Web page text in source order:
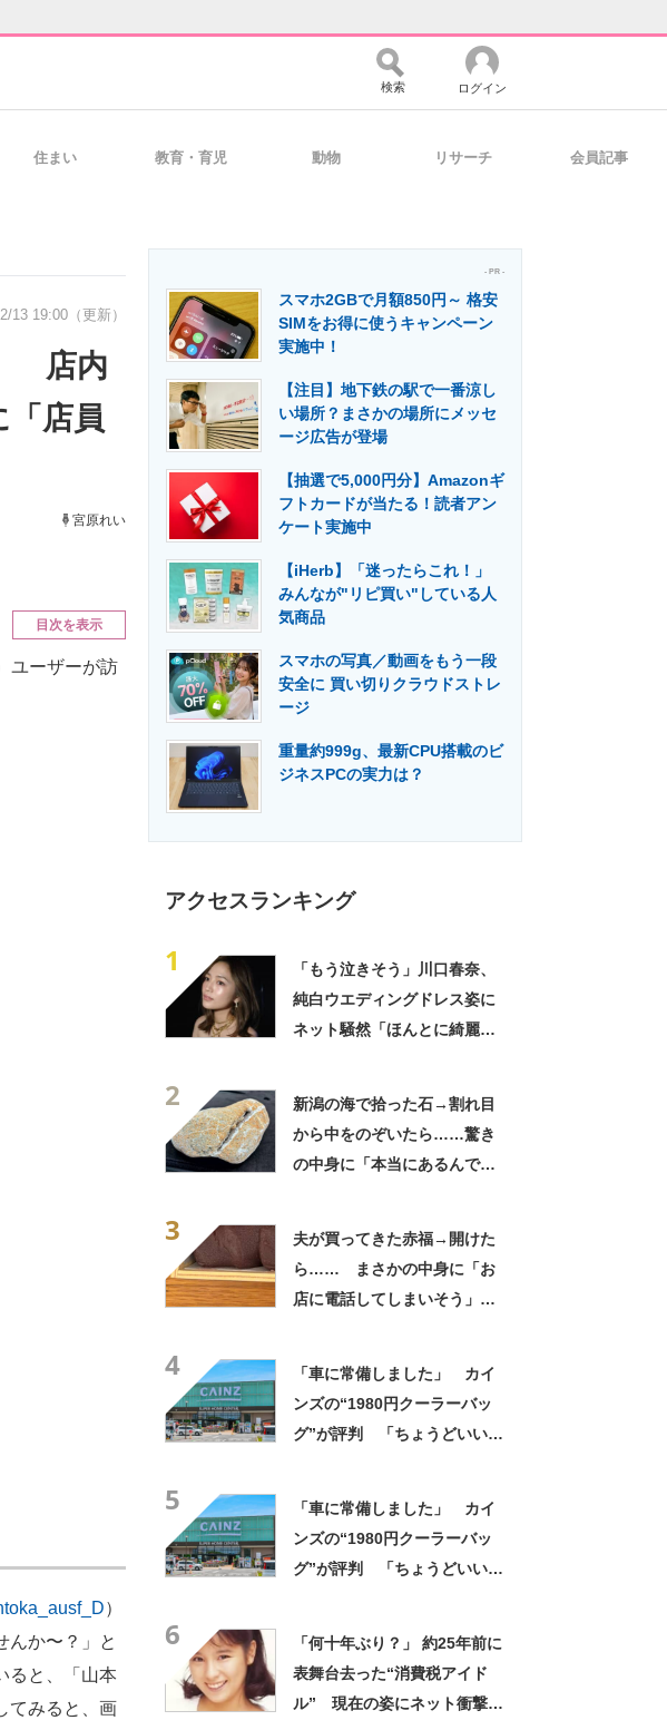
経営リーダーのコミュニティ マーケ×ITの今がよく分かる
製造業のIT導入・活用を支援
エネルギーの専門メディア 建設×テクノロジーの最前線
検索 ログイン
住まい 教育・育児 動物 リサーチ 会員記事
13 19:00（更新）
店内
店員
宮原れい
目次を表示
ユーザーが訪
）
んか〜？」と
ると、「山本
てみると、画
- PR -
スマホ2GBで月額850円～ 格安
SIMをお得に使うキャンペーン
実施中！
【注目】地下鉄の駅で一番涼し
い場所？まさかの場所にメッセ
ージ広告が登場
【抽選で5,000円分】Amazonギ
フトカードが当たる！読者アン
ケート実施中
【iHerb】「迷ったらこれ！」
みんなが"リピ買い"している人
気商品
スマホの写真／動画をもう一段
安全に 買い切りクラウドストレ
ージ
重量約999g、最新CPU搭載のビ
ジネスPCの実力は？
アクセスランキング
1
「もう泣きそう」川口春奈、
純白ウエディングドレス姿に
ネット騒然「ほんとに綺麗」
2
新潟の海で拾った石→割れ目
から中をのぞいたら……驚き
の中身に「本当にあるんです
3
夫が買ってきた赤福→開けた
ら…… まさかの中身に「お
店に電話してしまいそう」
4
「車に常備しました」 カイ
ンズの“1980円クーラーバッ
グ”が評判 「ちょうどいい大
5
「車に常備しました」 カイ
ンズの“1980円クーラーバッ
グ”が評判 「ちょうどいい大
6
「何十年ぶり？」 約25年前に
表舞台去った“消費税アイド
ル” 現在の姿にネット衝撃